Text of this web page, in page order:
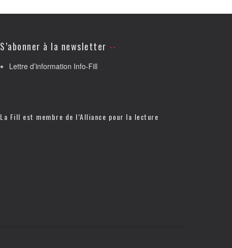
S’abonner à la newsletter
Lettre d’information Info-Fill
La Fill est membre de l’Alliance pour la lecture